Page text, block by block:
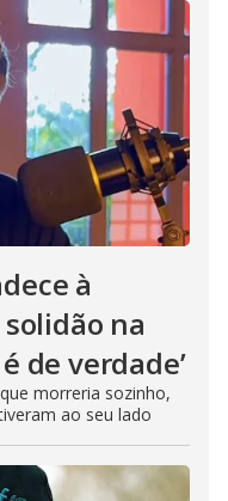
à
na
de verdade’
morreria sozinho,
ao seu lado